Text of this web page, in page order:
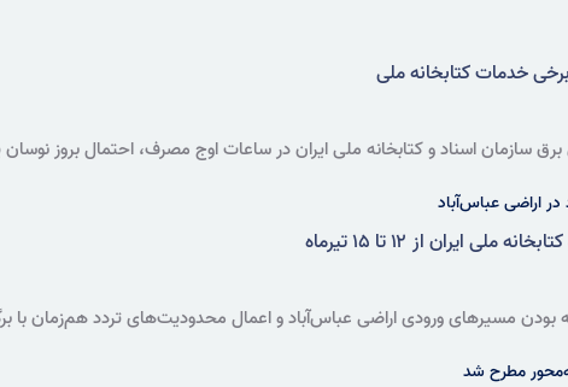
خدمات کتابخانه ملی
سازمان اسناد و کتابخانه ملی ایران در ساعات اوج مصرف، احتمال بروز
اراضی عباس‌آباد
ایران از ۱۲ تا ۱۵ تیرماه
مطرح شد